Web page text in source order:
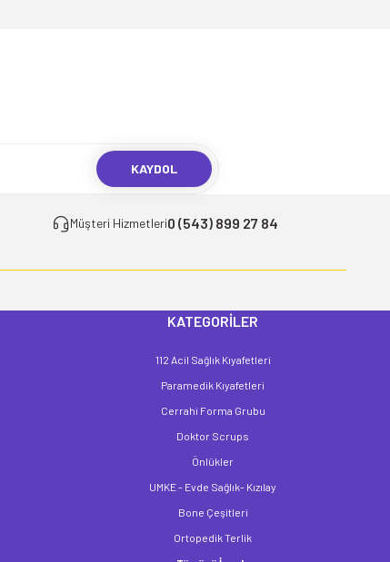
KAYDOL
Müşteri Hizmetleri0 (543) 899 27 84
KATEGORİLER
112 Acil Sağlık Kıyafetleri
Paramedik Kıyafetleri
Cerrahi Forma Grubu
Doktor Scrups
Önlükler
UMKE - Evde Sağlık- Kızılay
Bone Çeşitleri
Ortopedik Terlik